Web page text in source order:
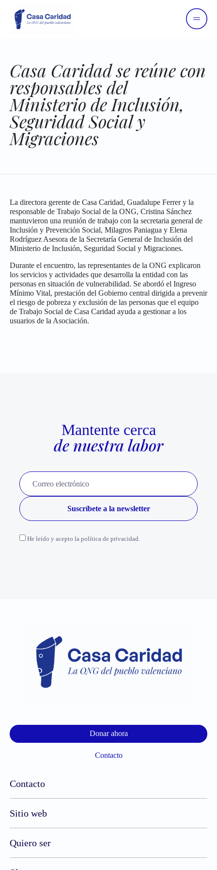
Casa Caridad se reúne con
responsables del
Ministerio de Inclusión,
Seguridad Social y
Migraciones
La directora gerente de Casa Caridad, Guadalupe Ferrer y la
responsable de Trabajo Social de la ONG, Cristina Sánchez
mantuvieron una reunión de trabajo con la secretaria general de
Inclusión y Prevención Social, Milagros Paniagua y Elena
Rodríguez Asesora de la Secretaría General de Inclusión del
Ministerio de Inclusión, Seguridad Social y Migraciones.
Durante el encuentro, las representantes de la ONG explicaron
los servicios y actividades que desarrolla la entidad con las
personas en situación de vulnerabilidad. Se abordó el Ingreso
Mínimo Vital, prestación del Gobierno central dirigida a prevenir
el riesgo de pobreza y exclusión de las personas que el equipo
de Trabajo Social de Casa Caridad ayuda a gestionar a los
usuarios de la Asociación.
Mantente cerca
de nuestra labor
He leído y acepto la política de privacidad.
Contacto
Sitio web
Quiero ser
Donar ahora
Contacto